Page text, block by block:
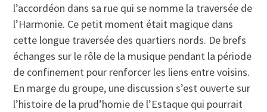
l’accordéon dans sa rue qui se nomme la traversée de
l’Harmonie. Ce petit moment était magique dans
cette longue traversée des quartiers nords. De brefs
échanges sur le rôle de la musique pendant la période
de confinement pour renforcer les liens entre voisins.
En marge du groupe, une discussion s’est ouverte sur
l’histoire de la prud’homie de l’Estaque qui pourrait